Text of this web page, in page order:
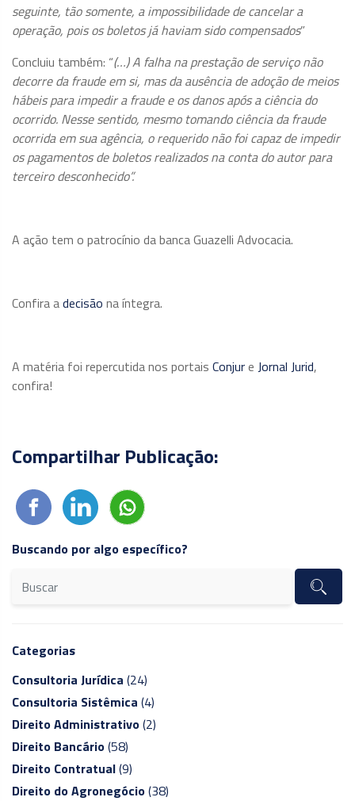
seguinte, tão somente, a impossibilidade de cancelar a
operação, pois os boletos já haviam sido compensados”
Concluiu também: “(…) A falha na prestação de serviço não
decorre da fraude em si, mas da ausência de adoção de meios
hábeis para impedir a fraude e os danos após a ciência do
ocorrido. Nesse sentido, mesmo tomando ciência da fraude
ocorrida em sua agência, o requerido não foi capaz de impedir
os pagamentos de boletos realizados na conta do autor para
terceiro desconhecido”.
A ação tem o patrocínio da banca Guazelli Advocacia.
Confira adecisão na íntegra.
A matéria foi repercutida nos portais Conjure Jornal Jurid,
confira!
Compartilhar Publicação:
Buscando por algo específico?
Categorias
Consultoria Jurídica (24)
Consultoria Sistêmica (4)
Direito Administrativo(2)
Direito Bancário(58)
Direito Contratual(9)
Direito do Agronegócio(38)